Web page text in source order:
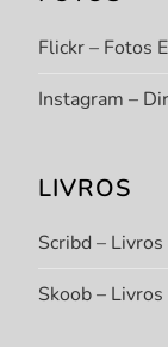
Flickr – Fotos
Instagram –
LIVROS
Scribd –
Skoob –